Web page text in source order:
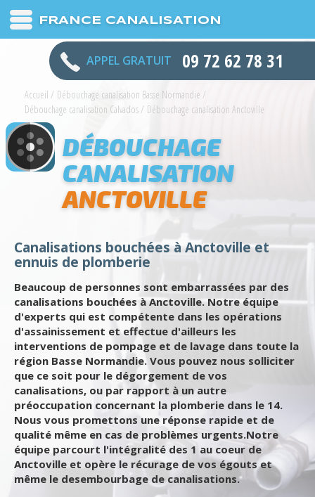
FRANCE CANALISATION
APPEL GRATUIT 09 72 62 78 31
Accueil / Débouchage canalisation Basse Normandie /
Débouchage canalisation Calvados/ Débouchage canalisation Anctoville
DÉBOUCHAGE
CANALISATION
ANCTOVILLE
Canalisations bouchées à Anctoville et
ennuis de plomberie
Beaucoup de personnes sont embarrassées par des
canalisations bouchées à Anctoville. Notre équipe
d'experts qui est compétente dans les opérations
d'assainissement et effectue d'ailleurs les
interventions de pompage et de lavage dans toute la
région Basse Normandie. Vous pouvez nous solliciter
que ce soit pour le dégorgement de vos
canalisations, ou par rapport à un autre
préoccupation concernant la plomberie dans le 14.
Nous vous promettons une réponse rapide et de
qualité même en cas de problèmes urgents.Notre
équipe parcourt l'intégralité des 1 au coeur de
Anctoville et opère le récurage de vos égouts et
même le desembourbage de canalisations.